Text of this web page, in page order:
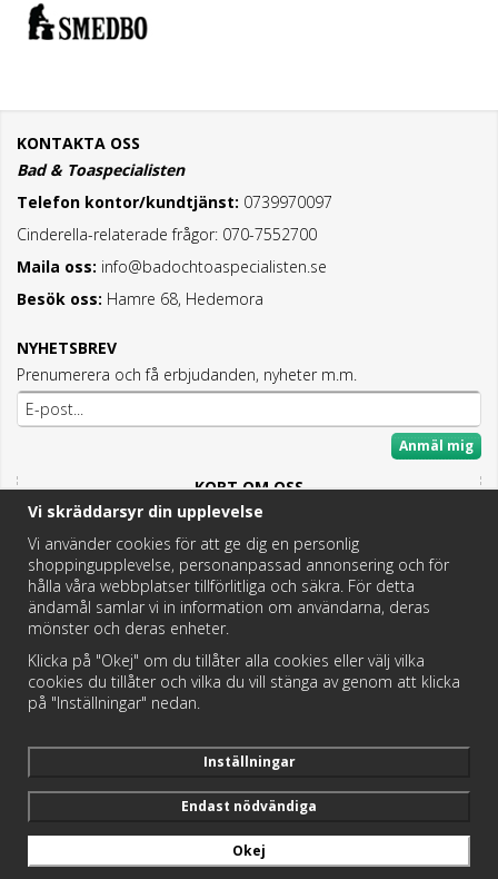
KONTAKTA OSS
Bad & Toaspecialisten
Telefon kontor/kundtjänst: 0739970097
Cinderella-relaterade frågor: 070-7552700
Maila oss: info@badochtoaspecialisten.se
Besök oss: Hamre 68, Hedemora
NYHETSBREV
Prenumerera och få erbjudanden, nyheter m.m.
Anmäl mig
KORT OM OSS
Här hittar du det bästa och mesta inom Badrum,
Fritidstoaletter och VVS.
Butik i Hedemora.
Vi hjälper dig hitta rätt reservdel!
https://badochtoaspecialisten.se/return/
Vi skräddarsyr din upplevelse
Vi använder cookies för att ge dig en personlig
shoppingupplevelse, personanpassad annonsering och för
hålla våra webbplatser tillförlitliga och säkra. För detta
ändamål samlar vi in information om användarna, deras
mönster och deras enheter.
Klicka på "Okej" om du tillåter alla cookies eller välj vilka
cookies du tillåter och vilka du vill stänga av genom att klicka
på "Inställningar" nedan.
Inställningar
Endast nödvändiga
Okej